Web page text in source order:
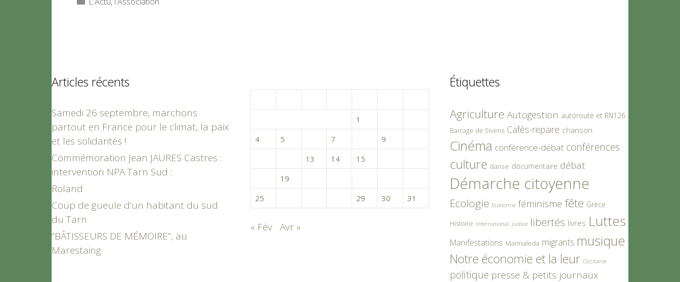
Articles récents
Samedi 26 septembre, marchons
partout en France pour le climat, la paix
et les solidarités !
Commémoration Jean JAURES Castres :
intervention NPA Tarn Sud :
Roland
Coup de gueule d’un habitant du sud
du Tarn
“BÂTISSEURS DE MÉMOIRE”, au
Marestaing
1
4
5 7 9
13 14 15
19
25
29 30 31
« Fév Avr »
Étiquettes
Agriculture Autogestion autoroute et RN126
Barrage de Sivens Cafés-repaire chanson
Cinéma conférence-débat conférences
culture danse documentaire débat
Démarche citoyenne
Ecologie Economie féminisme fête Grèce
Histoire International justice libertés livres Luttes
Manifestations Marinaleda migrants musique
Notre économie et la leur Occitanie
politique presse & petits journaux